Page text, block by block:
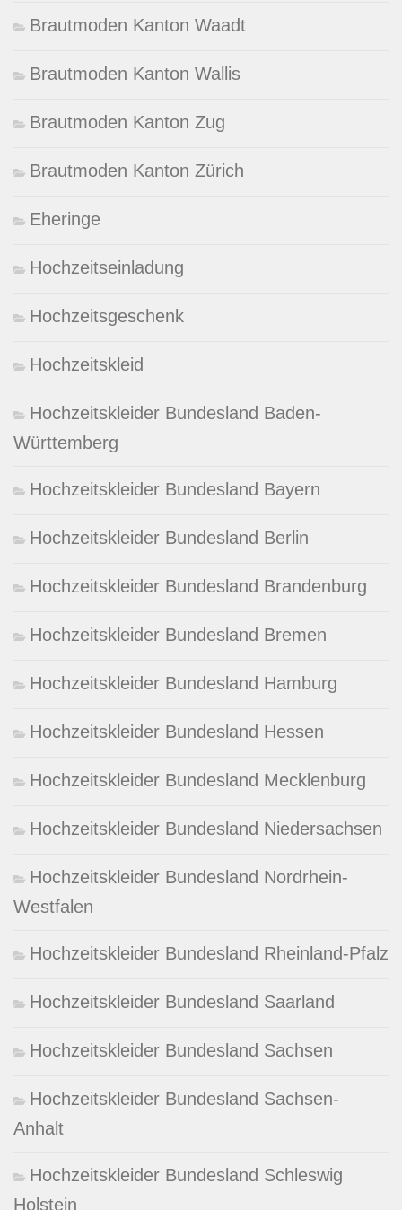
Brautmoden Kanton Waadt
Brautmoden Kanton Wallis
Brautmoden Kanton Zug
Brautmoden Kanton Zürich
Eheringe
Hochzeitseinladung
Hochzeitsgeschenk
Hochzeitskleid
Hochzeitskleider Bundesland Baden-
Württemberg
Hochzeitskleider Bundesland Bayern
Hochzeitskleider Bundesland Berlin
Hochzeitskleider Bundesland Brandenburg
Hochzeitskleider Bundesland Bremen
Hochzeitskleider Bundesland Hamburg
Hochzeitskleider Bundesland Hessen
Hochzeitskleider Bundesland Mecklenburg
Hochzeitskleider Bundesland Niedersachsen
Hochzeitskleider Bundesland Nordrhein-
Westfalen
Hochzeitskleider Bundesland Rheinland-Pfalz
Hochzeitskleider Bundesland Saarland
Hochzeitskleider Bundesland Sachsen
Hochzeitskleider Bundesland Sachsen-
Anhalt
Hochzeitskleider Bundesland Schleswig
Holstein